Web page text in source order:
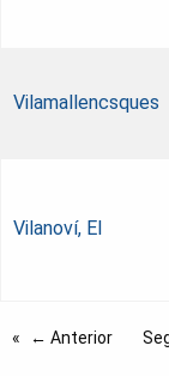
Vilamallencsques
Vilanoví, El
← Anterior